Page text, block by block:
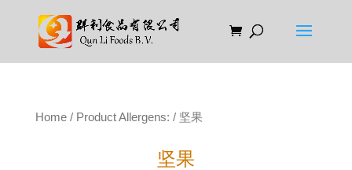
Home/ Product Allergens: / 坚果
坚果